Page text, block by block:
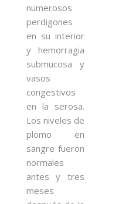
numerosos
perdigones
en su interior
y hemorragia
submucosa y
vasos
congestivos
en la serosa.
Los niveles de
plomo en
sangre fueron
normales
antes y tres
meses